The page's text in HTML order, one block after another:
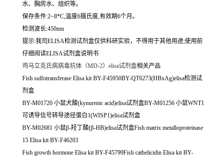
水、胸房水、组织等。
保存条件:2~8*C,温度6摄氏度,有效期6个月。
检测波长:450nm
提示:我司ELISA检测试剂盒仅供科研实验，不得用于其他用途;使用前
仔细阅读ELISA试剂盒说明书
鸡马立克氏病病毒抗体（MD-2）elisa试剂盒相关产品
Fish sulfotransferase Elisa kit BY-F45950BY-QT6273(HBxAg)elisa检测试
剂盒
BY-M01720 小鼠犬酸(kynurenic acid)elisa试剂盒BY-M01256 小鼠WNT1
可诱导信号转导途径蛋白1(WISP1)elisa试剂盒
BY-M02681 小鼠β-羟丁酸(β-HB)elisa试剂盒Fish matrix metalloproteinase
15 Elisa kit BY-F46203
Fish growth hormone Elisa kit BY-F45799Fish cathelicidin Elisa kit BY-